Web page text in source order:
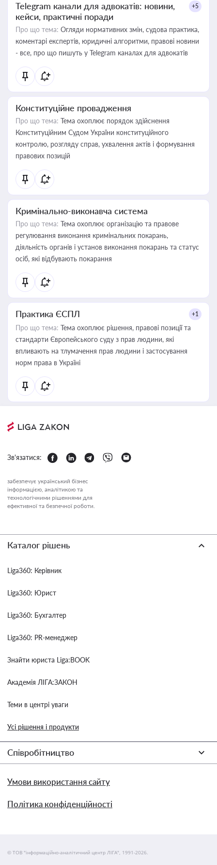
Telegram канали для адвокатів: новини,
кейси, практичні поради
+5
Про що тема: Огляди нормативних змін, судова практика,
коментарі експертів, юридичні алгоритми, правові новини
- все, про що пишуть у Telegram каналах для адвокатів
Конституційне провадження
Про що тема: Тема охоплює порядок здійснення
Конституційним Судом України конституційного
контролю, розгляду справ, ухвалення актів і формування
правових позицій
Кримінально-виконавча система
Про що тема: Тема охоплює організацію та правове
регулювання виконання кримінальних покарань,
діяльність органів і установ виконання покарань та статус
осіб, які відбувають покарання
Практика ЄСПЛ +1
Про що тема: Тема охоплює рішення, правові позиції та
стандарти Європейського суду з прав людини, які
впливають на тлумачення прав людини і застосування
норм права в Україні
Зв'язатися:
забезпечує український бізнес
інформацією, аналітикою та
технологічними рішеннями для
ефективної та безпечної роботи.
Каталог рішень
Liga360: Керівник
Liga360: Юрист
Liga360: Бухгалтер
Liga360: PR-менеджер
Знайти юриста Liga:BOOK
Академія ЛІГА:ЗАКОН
Теми в центрі уваги
Усі рішення і продукти
Співробітництво
Умови використання сайту
Політика конфіденційності
© ТОВ "інформаційно-аналітичний центр ЛІГА", 1991-2026.